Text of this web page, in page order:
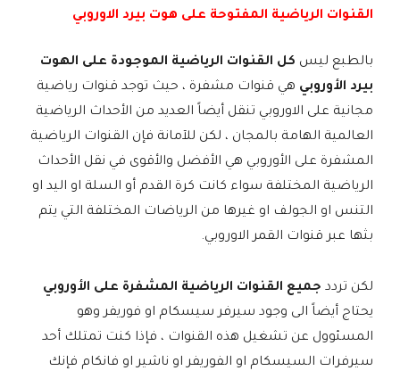
القنوات الرياضية المفتوحة على هوت بيرد الاوروبي
بالطبع ليس كل القنوات الرياضية الموجودة على الهوت
بيرد الأوروبي هي قنوات مشفرة ، حيث توجد قنوات رياضية
مجانية على الاوروبي تنقل أيضاً العديد من الأحداث الرياضية
العالمية الهامة بالمجان ، لكن للآمانة فإن القنوات الرياضية
المشفرة على الأوروبي هي الأفضل والأقوى في نقل الأحداث
الرياضية المختلفة سواء كانت كرة القدم أو السلة او اليد او
التنس او الجولف او غيرها من الرياضات المختلفة التي يتم
بثها عبر قنوات القمر الاوروبي.
لكن تردد جميع القنوات الرياضية المشفرة على الأوروبي
يحتاج أيضاً الى وجود سيرفر سيسكام او فوريفر وهو
المسئوول عن تشغيل هذه القنوات ، فإذا كنت تمتلك أحد
سيرفرات السيسكام او الفوريفر او ناشير او فانكام فإنك